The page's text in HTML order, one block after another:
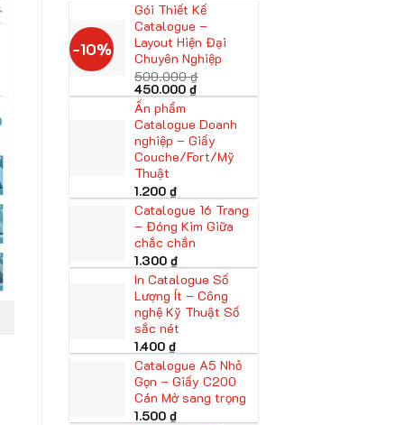
-10%
Gói Thiết Kế
Catalogue –
Layout Hiện Đại
Chuyên Nghiệp
500.000₫
Giá
gốc
là:
500.000 ₫.
450.000 ₫
hiện
là:
450.000 ₫.
Ấn phẩm
Catalogue Doanh
nghiệp – Giấy
Couche/Fort/Mỹ
Thuật
1.200 ₫
Catalogue 16 Trang
– Đóng Kim Giữa
chắc chắn
1.300 ₫
In Catalogue Số
Lượng Ít – Công
nghệ Kỹ Thuật Số
sắc nét
1.400 ₫
Catalogue A5 Nhỏ
Gọn – Giấy C200
Cán Mờ sang trọng
1.500 ₫